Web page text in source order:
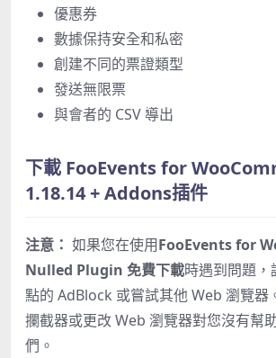
優惠券
數據保持安全和私密
創建不同的票證類型
發送無限票
與會者的 CSV 導出
下載 FooEvents for
1.18.14 + Addons插件
注意： 如果您在使用FooEvents for
Nulled Plugin 免費下載時遇到問題
點的 AdBlock 或嘗試其他 Web 瀏覽器
攔截器或更改 Web 瀏覽器對您沒有幫
們。